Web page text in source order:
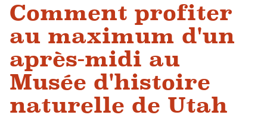
Comment profiter
au maximum d'un
après-midi au
Musée d'histoire
naturelle de Utah